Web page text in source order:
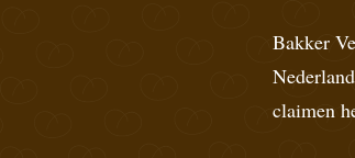
Bakker
claimen